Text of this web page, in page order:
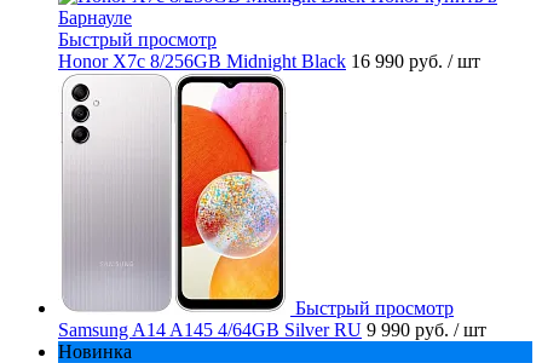
Быстрый просмотр
Honor X7c 8/256GB Midnight Black 16 990 руб. / шт
Быстрый просмотр
Samsung A14 A145 4/64GB Silver RU 9 990 руб. / шт
Новинка